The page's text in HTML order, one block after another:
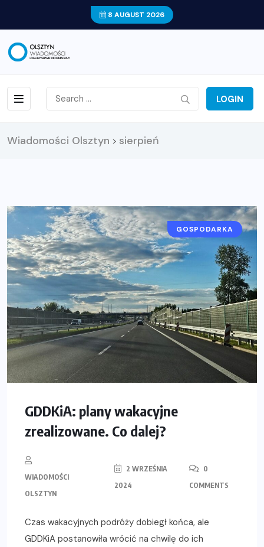
8 AUGUST 2026
LOGIN
Wiadomości Olsztyn > sierpień
GOSPODARKA
GDDKiA: plany wakacyjne
zrealizowane. Co dalej?
WIADOMOŚCI
OLSZTYN
2 WRZEŚNIA
2024
0
COMMENTS
Czas wakacyjnych podróży dobiegł końca, ale
GDDKiA postanowiła wrócić na chwilę do ich